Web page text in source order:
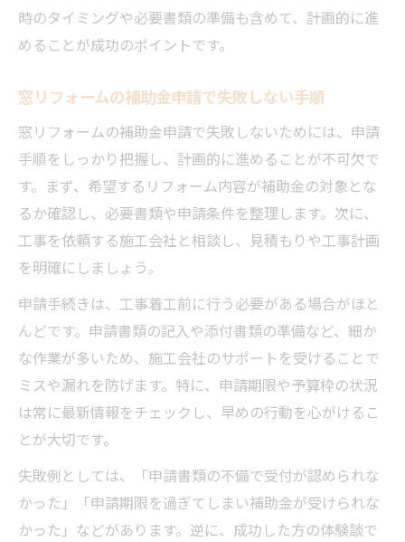
時のタイミングや必要書類の準備も含めて、計画的に進
めることが成功のポイントです。
窓リフォームの補助金申請で失敗しない手順
窓リフォームの補助金申請で失敗しないためには、申請
手順をしっかり把握し、計画的に進めることが不可欠で
す。まず、希望するリフォーム内容が補助金の対象とな
るか確認し、必要書類や申請条件を整理します。次に、
工事を依頼する施工会社と相談し、見積もりや工事計画
を明確にしましょう。
申請手続きは、工事着工前に行う必要がある場合がほと
んどです。申請書類の記入や添付書類の準備など、細か
な作業が多いため、施工会社のサポートを受けることで
ミスや漏れを防げます。特に、申請期限や予算枠の状況
は常に最新情報をチェックし、早めの行動を心がけるこ
とが大切です。
失敗例としては、「申請書類の不備で受付が認められな
かった」「申請期限を過ぎてしまい補助金が受けられな
かった」などがあります。逆に、成功した方の体験談で